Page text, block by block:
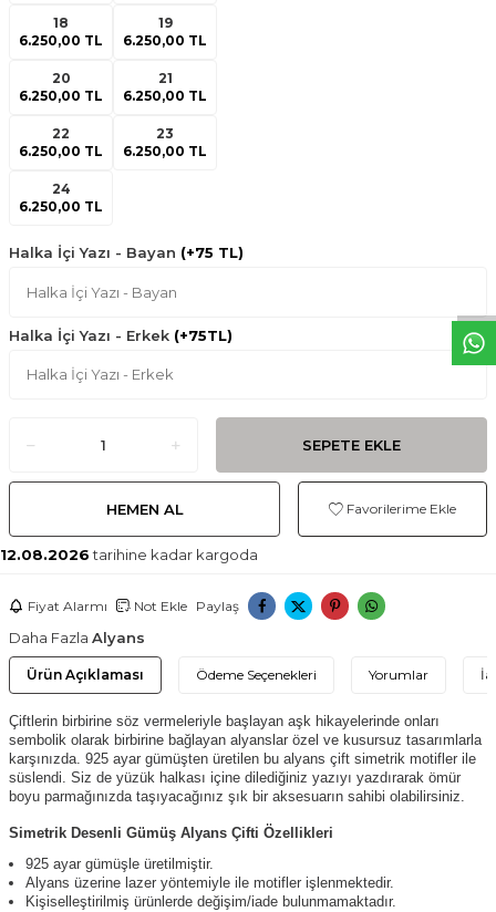
18
6.250,00 TL
19
6.250,00 TL
20
6.250,00 TL
21
6.250,00 TL
22
6.250,00 TL
23
6.250,00 TL
24
6.250,00 TL
Halka İçi Yazı - Bayan (+75 TL)
Halka İçi Yazı - Erkek (+75TL)
SEPETE EKLE
HEMEN AL Favorilerime Ekle
12.08.2026tarihine kadar kargoda
Fiyat Alarmı Not Ekle Paylaş
Daha Fazla Alyans
Ürün Açıklaması Ödeme Seçenekleri Yorumlar
Çiftlerin birbirine söz vermeleriyle başlayan aşk hikayelerinde onları
sembolik olarak birbirine bağlayan alyanslar özel ve kusursuz tasarımlarla
karşınızda. 925 ayar gümüşten üretilen bu alyans çift simetrik motifler ile
süslendi. Siz de yüzük halkası içine dilediğiniz yazıyı yazdırarak ömür
boyu parmağınızda taşıyacağınız şık bir aksesuarın sahibi olabilirsiniz.
Simetrik Desenli Gümüş Alyans Çifti Özellikleri
925 ayar gümüşle üretilmiştir.
Alyans üzerine lazer yöntemiyle ile motifler işlenmektedir.
Kişiselleştirilmiş ürünlerde değişim/iade bulunmamaktadır.